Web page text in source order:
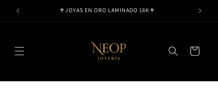
directamente
⚜️JOYAS EN ORO LAMINADO 18K⚜️
Carrito